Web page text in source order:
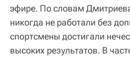
эфире. По словам
никогда не работали без
спортсмены достигали
высоких результатов. В